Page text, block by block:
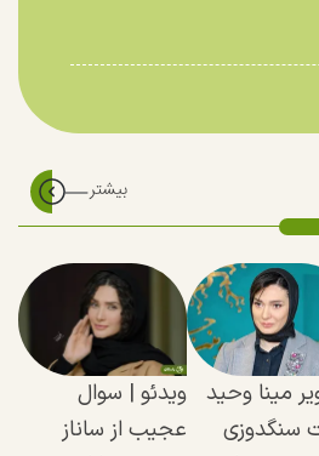
مینا وحید
سنگدوزی
ویدئو | سوال
عجیب از ساناز